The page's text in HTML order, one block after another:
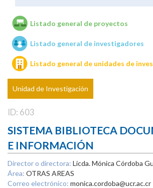
Unidades de investigación
Listado general de proyectos
Listado general de investigadores
Listado general de unidades de
Unidad de Investigación
ID: 603
SISTEMA BIBLIOTECA
E INFORMACIÓN
Director o directora: Licda. Mónica Córdoba
Área: OTRAS AREAS
Correo electrónico: monica.cordoba@ucr.ac.cr